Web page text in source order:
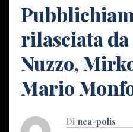
rilasciata
Nuzzo,
Mario
Di nea-polis